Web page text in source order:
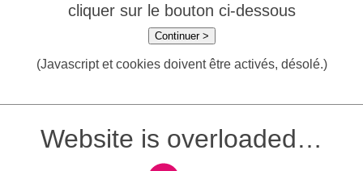
cliquer sur le bouton ci-dessous
Continuer >
(Javascript et cookies doivent être activés, désolé.)
Website is overloaded…